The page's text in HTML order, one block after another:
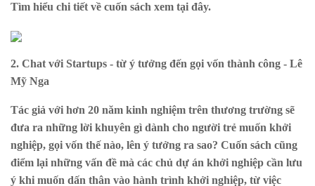
Tìm hiểu chi tiết về cuốn sách xem tại đây.
2. Chat với Startups - từ ý tưởng đến gọi vốn thành công - Lê
Mỹ Nga
Tác giả với hơn 20 năm kinh nghiệm trên thương trường sẽ
đưa ra những lời khuyên gì dành cho người trẻ muốn khởi
nghiệp, gọi vốn thế nào, lên ý tưởng ra sao? Cuốn sách cũng
điểm lại những vấn đề mà các chủ dự án khởi nghiệp cần lưu
ý khi muốn dấn thân vào hành trình khởi nghiệp, từ việc